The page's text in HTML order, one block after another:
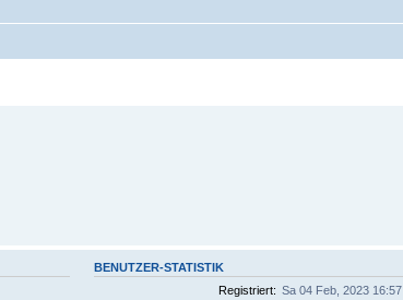
BENUTZER-STATISTIK
Registriert: Sa 04 Feb, 2023 16:57